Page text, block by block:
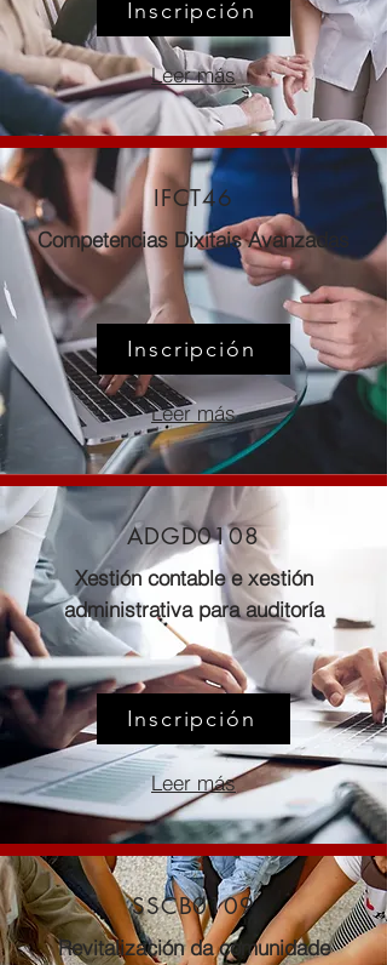
Inscripción
Leer más
IFCT46
Competencias Dixitais Avanzadas
Inscripción
Leer más
ADGD0108
Xestión contable e xestión
administrativa para auditoría
Inscripción
Leer más
SSCB0109
Revitalización da comunidade